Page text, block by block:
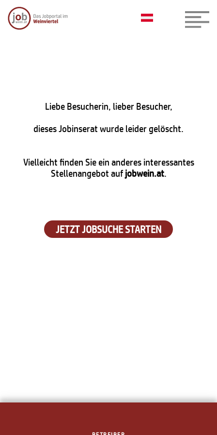
Liebe Besucherin, lieber Besucher,
dieses Jobinserat wurde leider gelöscht.
Vielleicht finden Sie ein anderes interessantes
Stellenangebot aufjobwein.at.
JETZT JOBSUCHE STARTEN